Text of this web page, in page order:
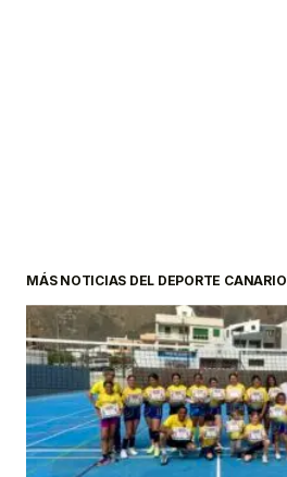
MÁS NOTICIAS DEL DEPORTE CANARIO